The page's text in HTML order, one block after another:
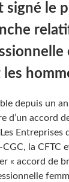
signé le
les
depuis un
d’un accord
Entreprises
la CFTC
« accord de